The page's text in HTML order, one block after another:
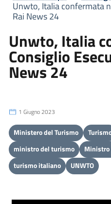
Unwto, Italia confermata
Rai News 24
Unwto, Italia
Consiglio
News 24
1 Giugno 2023
Ministero del Turismo
ministro del turismo
Ministro
turismo italiano
UNWTO